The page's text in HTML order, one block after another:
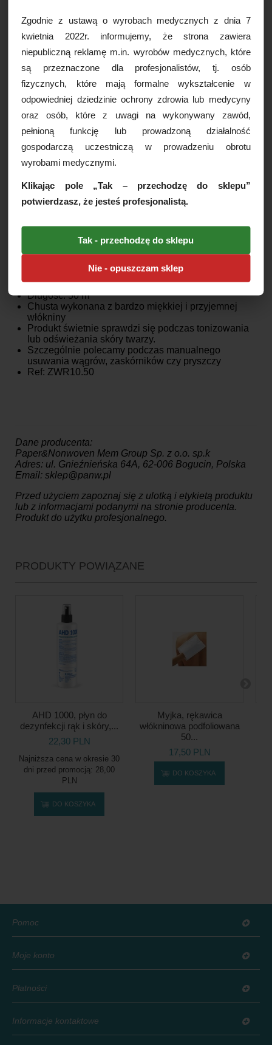
OPCJE DOSTAWY
Paczkomaty 16,99 zł brutto
Kurier Inpost 19,99 zł brutto
Kurier Inpost pobraniowy 24,99 zł brutto
Kurier GLS 19,99 zł brutto
Kurier GLS pobraniowy 24,99 zł brutto
Kurier DPD
Kurier DPD pobraniowy 24,99 zł brutto
Odbiór osobisty za darmo
Drukuj
WIĘCEJ INFORMACJI
Chusty zabiegowe SOFT w rolce
(10cmx50m), 1 rol.
Chusta wykonana z bardzo miękkiej i przyjemnej
zaskórników czy pryszczy.
Cechy produktu:
Szerokość: 10 cm
Długość: 50 m
Chusta wykonana z bardzo miękkiej i przyjemnej
włókniny
Produkt świetnie sprawdzi się podczas tonizowania
lub odświeżania skóry twarzy.
Szczególnie polecamy podczas manualnego
usuwania wągrów, zaskórników czy pryszczy
Ref: ZWR10.50
Dane producenta:
Paper&Nonwoven Mem Group Sp. z o.o. sp.k
Adres: ul. Gnieźnieńska 64A, 62-006 Bogucin, Polska
Email: sklep@panw.pl
Przed użyciem zapoznaj się z ulotką i etykietą produktu
lub z informacjami podanymi na stronie producenta.
Produkt do użytku profesjonalnego.
PRODUKTY POWIĄZANE
AHD 1000, płyn do
dezynfekcji rąk i skóry,...
22,30 PLN
Najniższa cena w okresie 30
dni przed promocją: 28,00
PLN
DO KOSZYKA
Myjka, rękawica
włókninowa podfoliowana
50...
17,50 PLN
DO KOSZYKA
Pomoc
Moje konto
Płatności
Informacje kontaktowe
Zgodnie z ustawą o wyrobach medycznych z dnia 7
kwietnia 2022r. informujemy, że strona zawiera
niepubliczną reklamę m.in. wyrobów medycznych, które
są przeznaczone dla profesjonalistów, tj. osób
fizycznych, które mają formalne wykształcenie w
odpowiedniej dziedzinie ochrony zdrowia lub medycyny
oraz osób, które z uwagi na wykonywany zawód,
pełnioną funkcję lub prowadzoną działalność
gospodarczą uczestniczą w prowadzeniu obrotu
wyrobami medycznymi.
Klikając pole „Tak – przechodzę do sklepu”
potwierdzasz, że jesteś profesjonalistą.
Tak - przechodzę do sklepu
Nie - opuszczam sklep